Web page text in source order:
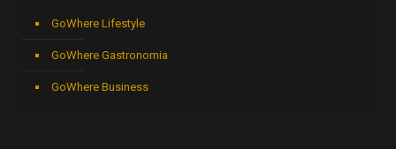
GoWhere Lifestyle
GoWhere Gastronomia
GoWhere Business